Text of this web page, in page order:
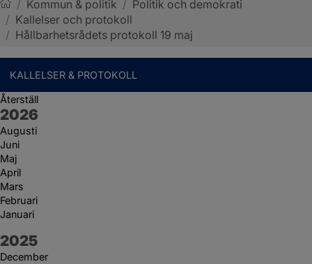
Sotenäs kommun
/ Kommun & politik / Politik och demokrati
/ Kallelser och protokoll
/ Hållbarhetsrådets protokoll 19 maj
KALLELSER & PROTOKOLL
Återställ
År:
2026
Augusti
Juni
Maj
April
Mars
Februari
Januari
År:
2025
December